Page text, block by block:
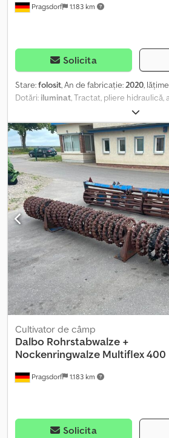
Pragsdorf 1.183 km
Solicita
Stare:folosit, An de fabricație:2020,
Dotări: iluminat, Tractat, pliere hidraulică,
de sprijin / roată_____Șasiu, rabatabil
bară de nivelare, tăvălug cu inele, tăvălug
locație: client Dcsdpfezfu Azjx Amijk
Pragsdorf 1.183 km
Cultivator de câmp
Dalbo Rohrstabwalze +
Nockenringwalze Multiflex 400
Solicita